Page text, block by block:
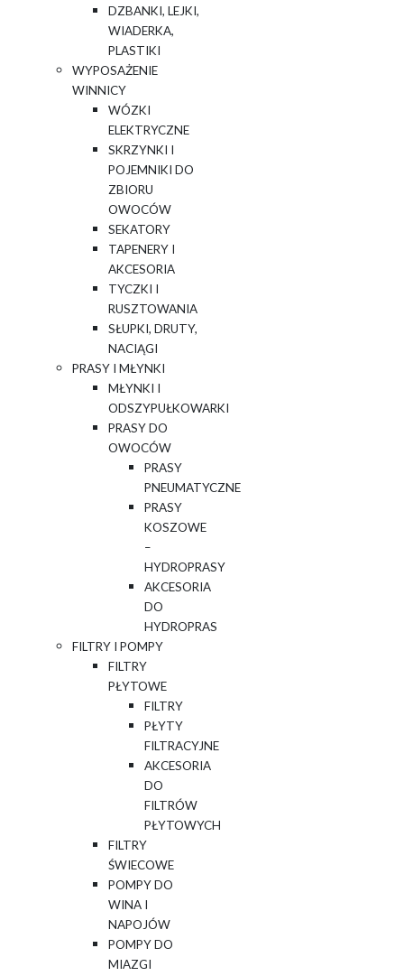
DZBANKI, LEJKI,
WIADERKA,
PLASTIKI
WYPOSAŻENIE
WINNICY
WÓZKI
ELEKTRYCZNE
SKRZYNKI I
POJEMNIKI DO
ZBIORU
OWOCÓW
SEKATORY
TAPENERY I
AKCESORIA
TYCZKI I
RUSZTOWANIA
SŁUPKI, DRUTY,
NACIĄGI
PRASY I MŁYNKI
MŁYNKI I
ODSZYPUŁKOWARKI
PRASY DO
OWOCÓW
PRASY
PNEUMATYCZNE
PRASY
KOSZOWE
–
HYDROPRASY
AKCESORIA
DO
HYDROPRAS
FILTRY I POMPY
FILTRY
PŁYTOWE
FILTRY
PŁYTY
FILTRACYJNE
AKCESORIA
DO
FILTRÓW
PŁYTOWYCH
FILTRY
ŚWIECOWE
POMPY DO
WINA I
NAPOJÓW
POMPY DO
MIAZGI